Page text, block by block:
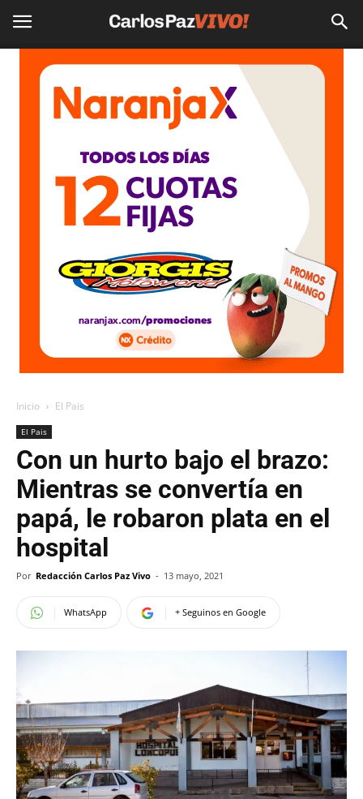
Inicio El Pais
El Pais
Con un hurto bajo el brazo:
Mientras se convertía en
papá, le robaron plata en el
hospital
Por Redacción Carlos Paz Vivo - 13 mayo, 2021
WhatsApp + Seguinos en Google